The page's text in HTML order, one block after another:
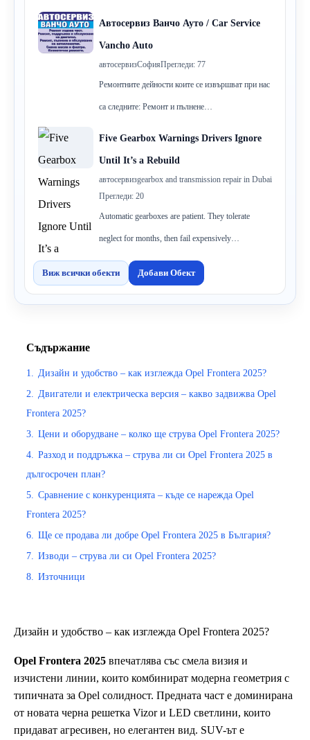
Автосервиз Ванчо Ауто / Car Service
Vancho Auto
автосервизСофияПрегледи: 77
Ремонтните дейности коите се извършват при нас
са следните: Ремонт и пълнене…
Five Gearbox Warnings Drivers Ignore
Until It’s a Rebuild
автосервизgearbox and transmission repair in Dubai
Прегледи: 20
Automatic gearboxes are patient. They tolerate
neglect for months, then fail expensively…
Виж всички обекти Добави Обект
Съдържание
1.
Дизайн и удобство – как изглежда Opel Frontera 2025?
2.
Двигатели и електрическа версия – какво задвижва Opel
Frontera 2025?
3.
Цени и оборудване – колко ще струва Opel Frontera 2025?
4.
Разход и поддръжка – струва ли си Opel Frontera 2025 в
дългосрочен план?
5.
Сравнение с конкуренцията – къде се нарежда Opel
Frontera 2025?
6.
Ще се продава ли добре Opel Frontera 2025 в България?
7.
Изводи – струва ли си Opel Frontera 2025?
8.
Източници
Дизайн и удобство – как изглежда Opel Frontera 2025?
Opel Frontera 2025 впечатлява със смела визия и
изчистени линии, които комбинират модерна геометрия с
типичната за Opel солидност. Предната част е доминирана
от новата черна решетка Vizor и LED светлини, които
придават агресивен, но елегантен вид. SUV-ът е